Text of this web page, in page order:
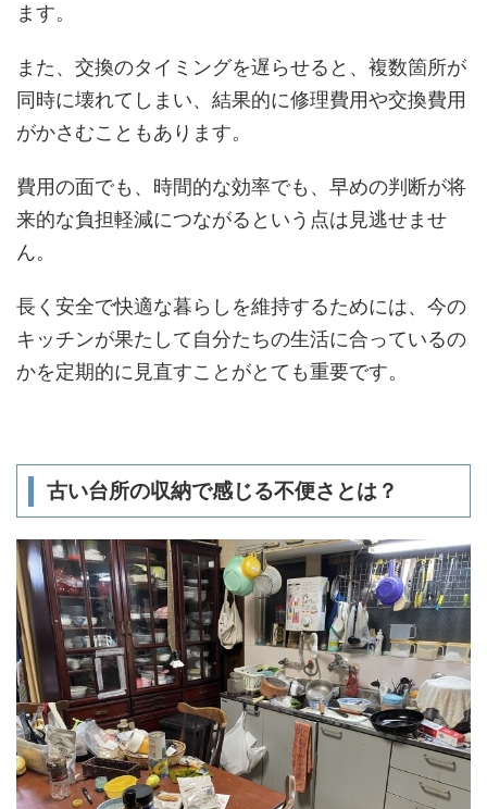
ます。
また、交換のタイミングを遅らせると、複数箇所が
同時に壊れてしまい、結果的に修理費用や交換費用
がかさむこともあります。
費用の面でも、時間的な効率でも、早めの判断が将
来的な負担軽減につながるという点は見逃せませ
ん。
長く安全で快適な暮らしを維持するためには、今の
キッチンが果たして自分たちの生活に合っているの
かを定期的に見直すことがとても重要です。
古い台所の収納で感じる不便さとは？